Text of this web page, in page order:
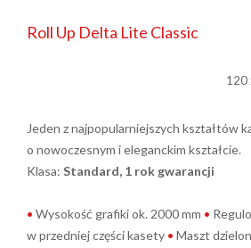
Roll Up Delta Lite Classic
120
Jeden z najpopularniejszych kształtów
o nowoczesnym i eleganckim kształcie.
Klasa: Standard, 1 rok gwarancji
• Wysokość grafiki ok. 2000 mm •
w przedniej części kasety • Maszt